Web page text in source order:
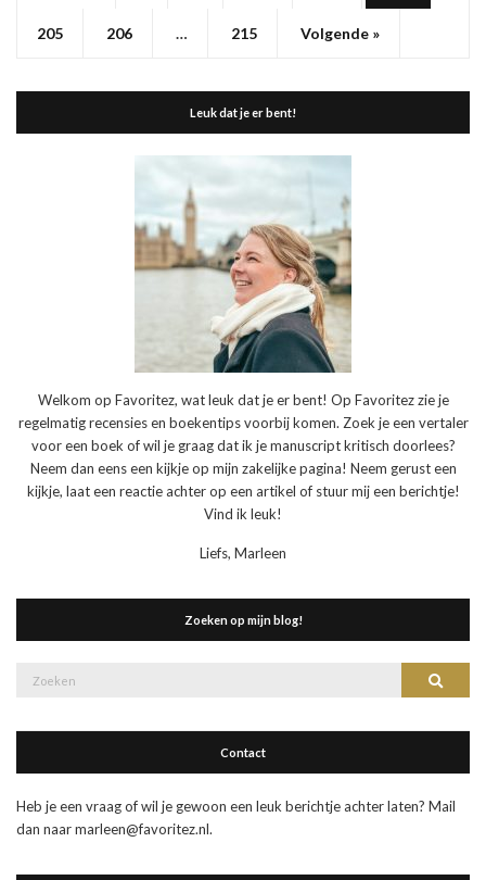
205 206 … 215 Volgende »
Leuk dat je er bent!
Welkom op Favoritez, wat leuk dat je er bent! Op Favoritez zie je
regelmatig recensies en boekentips voorbij komen. Zoek je een vertaler
voor een boek of wil je graag dat ik je manuscript kritisch doorlees?
Neem dan eens een kijkje op mijn zakelijke pagina! Neem gerust een
kijkje, laat een reactie achter op een artikel of stuur mij een berichtje!
Vind ik leuk!
Liefs, Marleen
Zoeken op mijn blog!
Contact
Heb je een vraag of wil je gewoon een leuk berichtje achter laten? Mail
dan naar marleen@favoritez.nl.